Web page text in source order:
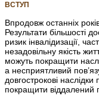
ВСТУП
Впродовж останніх
Результати більшості
ризик інвалідизації,
незадовільну якість
можуть покращити
а несприятливий
довгострокові
покращити